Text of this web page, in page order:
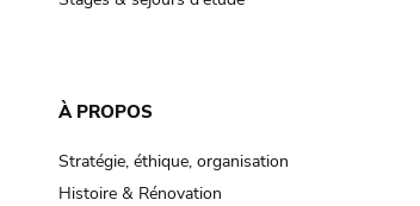
À PROPOS
Stratégie, éthique, organisation
Histoire & Rénovation